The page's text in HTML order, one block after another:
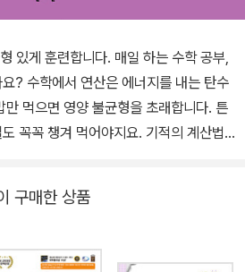
있게 훈련합니다. 매일 하는 수학 공부,
? 수학에서 연산은 에너지를 내는 탄수
만 먹으면 영양 불균형을 초래합니다. 튼
꼭꼭 챙겨 먹어야지요. 기적의 계산법
용한 응용 문제를 해결하면서 문제이해
형으로 폭넓게
구매한 상품